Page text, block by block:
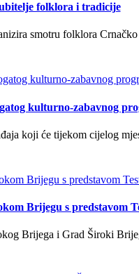
folklora i tradicije
smotru folklora Crnačko
kulturno-zabavnog
koji će tijekom cijelog
Brijegu s predstavom
Brijega i Grad Široki